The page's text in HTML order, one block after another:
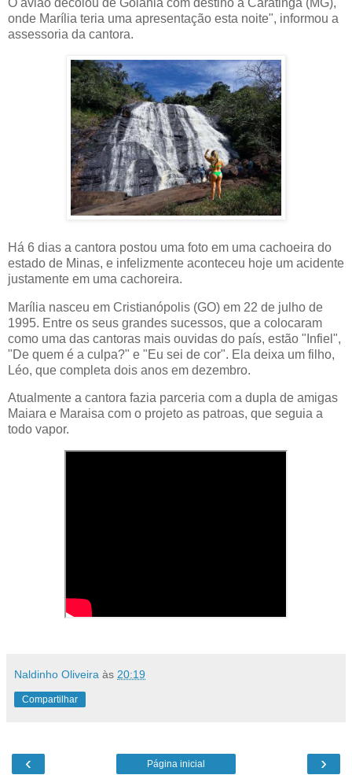
O avião decolou de Goiânia com destino a Caratinga (MG),
onde Marília teria uma apresentação esta noite", informou a
assessoria da cantora.
Há 6 dias a cantora postou uma foto em uma cachoeira do
estado de Minas, e infelizmente aconteceu hoje um acidente
justamente em uma cachoreira.
Marília nasceu em Cristianópolis (GO) em 22 de julho de
1995. Entre os seus grandes sucessos, que a colocaram
como uma das cantoras mais ouvidas do país, estão "Infiel",
"De quem é a culpa?" e "Eu sei de cor". Ela deixa um filho,
Léo, que completa dois anos em dezembro.
Atualmente a cantora fazia parceria com a dupla de amigas
Maiara e Maraisa com o projeto as patroas, que seguia a
todo vapor.
Naldinho Oliveira às 20:19
Compartilhar
‹ ›
Página inicial